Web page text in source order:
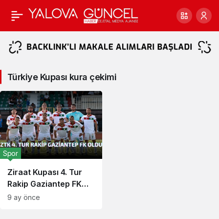
Türkiye
Kupası
kura
çekimi
Haberleri
Türkiye Kupası kura çekimi
Ziraat Kupası 4. Tur
Rakip Gaziantep FK
Oldu
Spor
9 ay önce